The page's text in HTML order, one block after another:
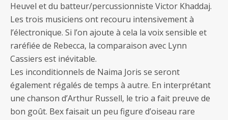
Heuvel et du batteur/percussionniste Victor Khaddaj.
Les trois musiciens ont recouru intensivement à
l’électronique. Si l’on ajoute à cela la voix sensible et
raréfiée de Rebecca, la comparaison avec Lynn
Cassiers est inévitable.
Les inconditionnels de Naima Joris se seront
également régalés de temps à autre. En interprétant
une chanson d’Arthur Russell, le trio a fait preuve de
bon goût. Bex faisait un peu figure d’oiseau rare